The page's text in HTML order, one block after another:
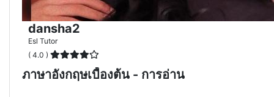
dansha2
Esl Tutor
( 4.0 )
ภาษาอังกฤษเบื้องต้น - การอ่าน